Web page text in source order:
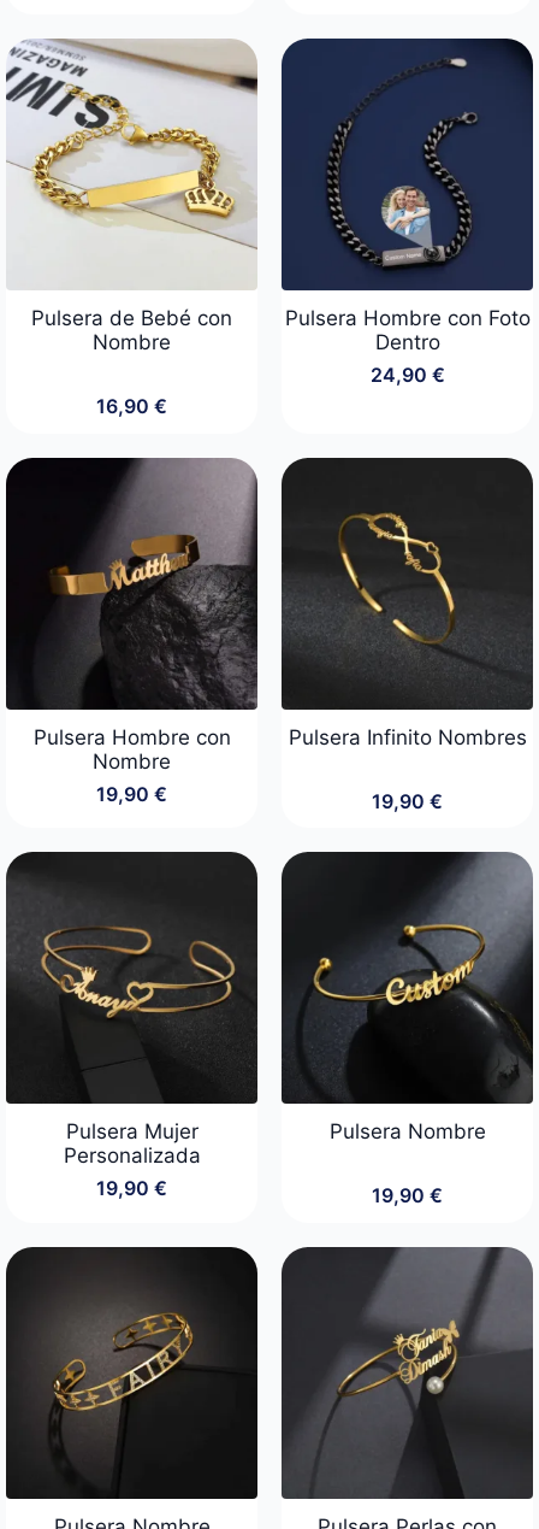
Pulsera de Bebé con
Nombre
16,90 €
Pulsera Hombre con Foto
Dentro
24,90 €
Pulsera Hombre con
Nombre
19,90 €
Pulsera Infinito Nombres
19,90 €
Pulsera Mujer
Personalizada
19,90 €
Pulsera Nombre
19,90 €